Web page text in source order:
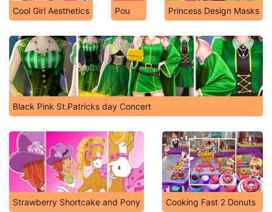
Cool Girl Aesthetics Pou Princess Design Masks
Black Pink St.Patricks day Concert
Strawberry Shortcake and Pony Cooking Fast 2 Donuts